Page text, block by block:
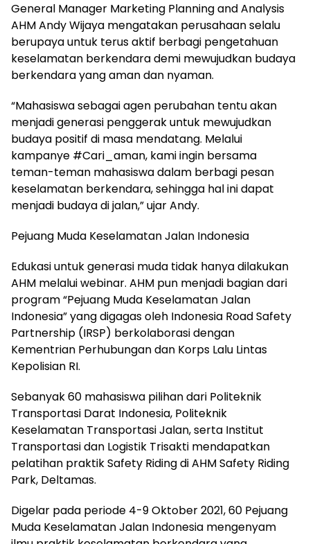
General Manager Marketing Planning and Analysis
AHM Andy Wijaya mengatakan perusahaan selalu
berupaya untuk terus aktif berbagi pengetahuan
keselamatan berkendara demi mewujudkan budaya
berkendara yang aman dan nyaman.
“Mahasiswa sebagai agen perubahan tentu akan
menjadi generasi penggerak untuk mewujudkan
budaya positif di masa mendatang. Melalui
kampanye #Cari_aman, kami ingin bersama
teman-teman mahasiswa dalam berbagi pesan
keselamatan berkendara, sehingga hal ini dapat
menjadi budaya di jalan,” ujar Andy.
Pejuang Muda Keselamatan Jalan Indonesia
Edukasi untuk generasi muda tidak hanya dilakukan
AHM melalui webinar. AHM pun menjadi bagian dari
program “Pejuang Muda Keselamatan Jalan
Indonesia” yang digagas oleh Indonesia Road Safety
Partnership (IRSP) berkolaborasi dengan
Kementrian Perhubungan dan Korps Lalu Lintas
Kepolisian RI.
Sebanyak 60 mahasiswa pilihan dari Politeknik
Transportasi Darat Indonesia, Politeknik
Keselamatan Transportasi Jalan, serta Institut
Transportasi dan Logistik Trisakti mendapatkan
pelatihan praktik Safety Riding di AHM Safety Riding
Park, Deltamas.
Digelar pada periode 4-9 Oktober 2021, 60 Pejuang
Muda Keselamatan Jalan Indonesia mengenyam